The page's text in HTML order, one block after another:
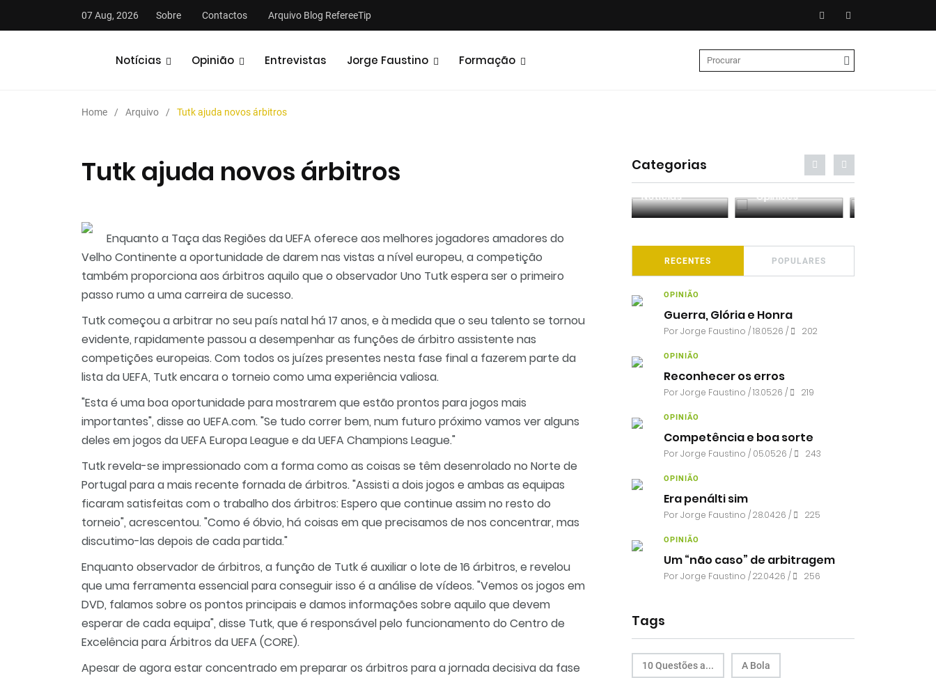
07 Aug, 2026 Sobre Contactos Arquivo Blog RefereeTip
Notícias Opinião Entrevistas Jorge Faustino Formação
Home Arquivo Tutk ajuda novos árbitros
Tutk ajuda novos árbitros
Enquanto a Taça das Regiões da UEFA oferece aos melhores jogadores amadores do
Velho Continente a oportunidade de darem nas vistas a nível europeu, a competição
também proporciona aos árbitros aquilo que o observador Uno Tutk espera ser o primeiro
passo rumo a uma carreira de sucesso.
Tutk começou a arbitrar no seu país natal há 17 anos, e à medida que o seu talento se tornou
evidente, rapidamente passou a desempenhar as funções de árbitro assistente nas
competições europeias. Com todos os juízes presentes nesta fase final a fazerem parte da
lista da UEFA, Tutk encara o torneio como uma experiência valiosa.
"Esta é uma boa oportunidade para mostrarem que estão prontos para jogos mais
importantes", disse ao UEFA.com. "Se tudo correr bem, num futuro próximo vamos ver alguns
deles em jogos da UEFA Europa League e da UEFA Champions League."
Tutk revela-se impressionado com a forma como as coisas se têm desenrolado no Norte de
Portugal para a mais recente fornada de árbitros. "Assisti a dois jogos e ambas as equipas
ficaram satisfeitas com o trabalho dos árbitros: Espero que continue assim no resto do
torneio", acrescentou. "Como é óbvio, há coisas em que precisamos de nos concentrar, mas
discutimo-las depois de cada partida."
Enquanto observador de árbitros, a função de Tutk é auxiliar o lote de 16 árbitros, e revelou
que uma ferramenta essencial para conseguir isso é a análise de vídeos. "Vemos os jogos em
DVD, falamos sobre os pontos principais e damos informações sobre aquilo que devem
esperar de cada equipa", disse Tutk, que é responsável pelo funcionamento do Centro de
Excelência para Árbitros da UEFA (CORE).
Apesar de agora estar concentrado em preparar os árbitros para a jornada decisiva da fase
Categorias
Entrevistas Análises
RECENTES POPULARES
OPINIÃO
Guerra, Glória e Honra
PorJorge Faustino / 18.05.26 / 202
OPINIÃO
Reconhecer os erros
PorJorge Faustino / 13.05.26 / 219
OPINIÃO
Competência e boa sorte
PorJorge Faustino / 05.05.26 / 243
OPINIÃO
Era penálti sim
PorJorge Faustino / 28.04.26 / 225
OPINIÃO
Um “não caso” de arbitragem
PorJorge Faustino / 22.04.26 / 256
Tags
10 Questões a... A Bola